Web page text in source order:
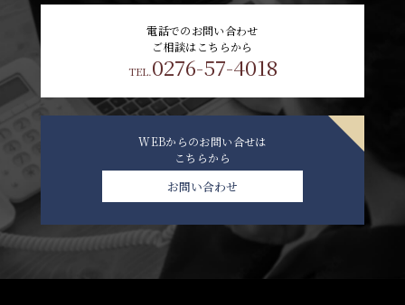
電話でのお問い合わせ
ご相談はこちらから
TEL.0276-57-4018
WEBからのお問い合せは
こちらから
お問い合わせ